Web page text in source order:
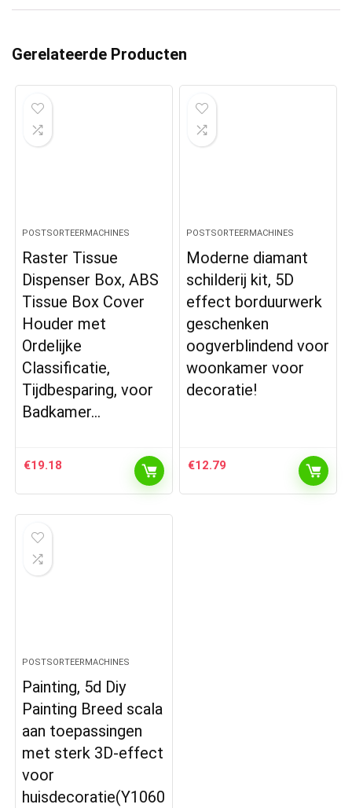
Gerelateerde Producten
POSTSORTEERMACHINES
Raster Tissue
Dispenser Box, ABS
Tissue Box Cover
Houder met
Ordelijke
Classificatie,
Tijdbesparing, voor
Badkamer…
€19.18
POSTSORTEERMACHINES
Moderne diamant
schilderij kit, 5D
effect borduurwerk
geschenken
oogverblindend voor
woonkamer voor
decoratie!
€12.79
POSTSORTEERMACHINES
Painting, 5d Diy
Painting Breed scala
aan toepassingen
met sterk 3D-effect
voor
huisdecoratie(Y1060